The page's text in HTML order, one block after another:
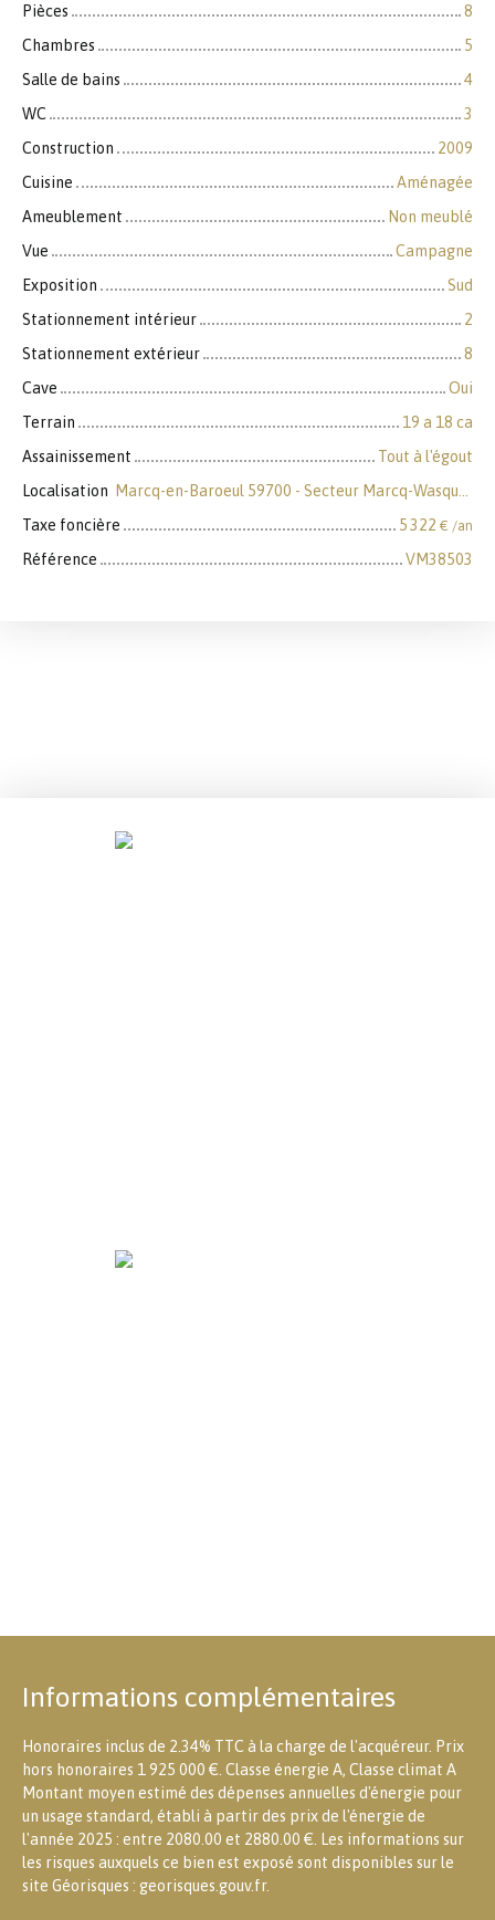
Pièces
8
Chambres
5
Salle de bains
4
WC
3
Construction
2009
Cuisine
Aménagée
Ameublement
Non meublé
Vue
Campagne
Exposition
Sud
Stationnement intérieur
2
Stationnement extérieur
8
Cave
Oui
Terrain
19 a 18 ca
Assainissement
Tout à l'égout
Localisation
Taxe foncière
5 322 € /an
Référence VM38503
Informations complémentaires
Honoraires inclus de 2.34% TTC à la charge de l'acquéreur. Prix
hors honoraires 1 925 000 €. Classe énergie A, Classe climat A
Montant moyen estimé des dépenses annuelles d'énergie pour
un usage standard, établi à partir des prix de l'énergie de
l'année 2025 : entre 2080.00 et 2880.00 €. Les informations sur
les risques auxquels ce bien est exposé sont disponibles sur le
site Géorisques : georisques.gouv.fr.